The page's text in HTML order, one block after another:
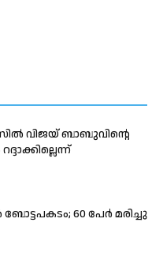
വിജയ് ബാബുവിന്റെ
60 പേർ മരിച്ചു